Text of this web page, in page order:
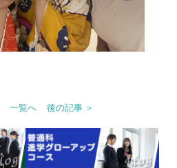
一覧へ 後の記事 ＞